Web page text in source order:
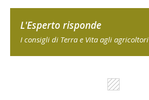
L'Esperto risponde
I consigli di Terra e Vita agli agricoltori